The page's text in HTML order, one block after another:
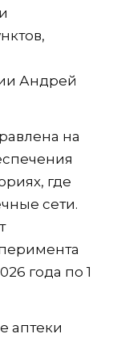
Андрей
на
где
сети.
года по 1
аптеки